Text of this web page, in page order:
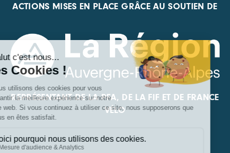
ACTIONS MISES EN PLACE GRÂCE AU SOUTIEN DE
REPRÉSENTANT DE LA PFA, DE LA FIF ET DE FRANCE
VÉLO